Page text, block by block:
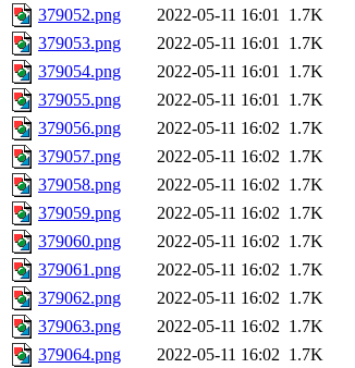
379052.png
2022-05-11 16:01 1.7K
379053.png
2022-05-11 16:01 1.7K
379054.png
2022-05-11 16:01 1.7K
379055.png
2022-05-11 16:01 1.7K
379056.png
2022-05-11 16:02 1.7K
379057.png
2022-05-11 16:02 1.7K
379058.png
2022-05-11 16:02 1.7K
379059.png
2022-05-11 16:02 1.7K
379060.png
2022-05-11 16:02 1.7K
379061.png
2022-05-11 16:02 1.7K
379062.png
2022-05-11 16:02 1.7K
379063.png
2022-05-11 16:02 1.7K
379064.png
2022-05-11 16:02 1.7K